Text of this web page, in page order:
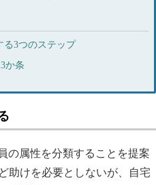
る3つのステップ
か条
の属性を分類することを提案
助けを必要としないが、自宅